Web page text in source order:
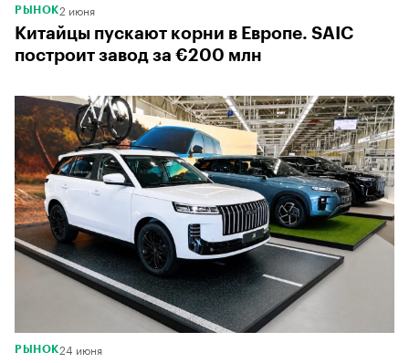
РЫНОК2 июня
Китайцы пускают корни в Европе. SAIC
построит завод за €200 млн
РЫНОК24 июня